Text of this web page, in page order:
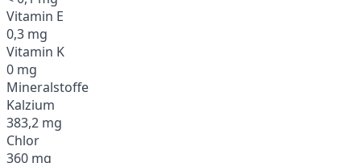
Vitamin E
0,3 mg
Vitamin K
0 mg
Mineralstoffe
Kalzium
383,2 mg
Chlor
360 mg